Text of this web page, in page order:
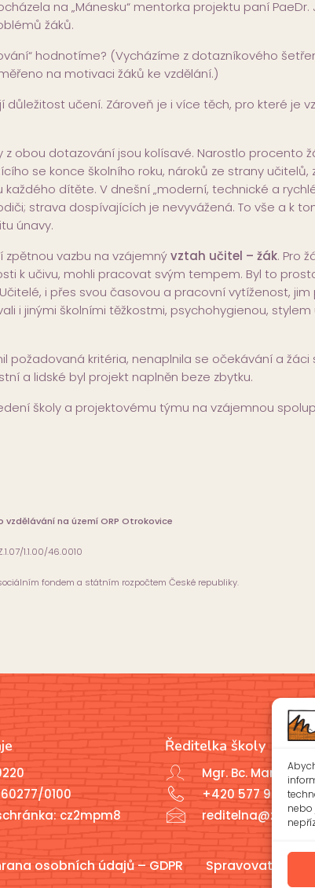
nebo
na „Mánesku“ mentorka projektu paní PaeDr.
žáků.
hodnotíme? (Vycházíme z dotazníkového
na motivaci žáků ke vzdělání.)
učení. Zároveň je i více těch, pro které je
obou dotazování jsou kolísavé. Narostlo procento
se konce školního roku, nároků ze strany učitelů,
dítěte. V dnešní „moderní, technické a
strava dospívajících je nevyvážená. To vše a k
únavy.
zpětnou vazbu na vzájemnývztah učitel – žák. Pro
k učivu, mohli pracovat svým tempem. Byl to
i přes svou časovou a pracovní vytíženost,
i jinými školními těžkostmi, psychohygienou, stylem
požadovaná kritéria, nenaplnila se očekávání a žáci
a lidské byl projekt naplněn beze zbytku.
školy a projektovému týmu na vzájemnou
na území ORP Otrokovice
1.1.00/46.0010
fondem a státním rozpočtem České republiky.
0100
cz2mpm8
Ředitelka školy
Mgr. Bc. Marcela
+420 577 926 721
osobních údajů – GDPR Spravovat